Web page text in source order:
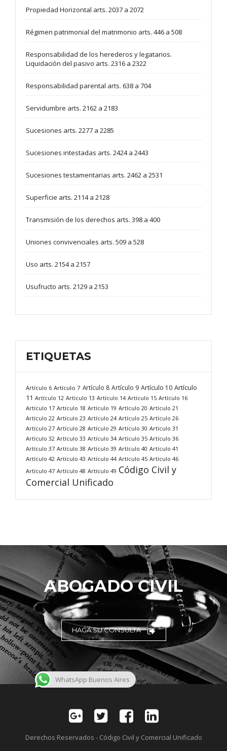
Propiedad Horizontal arts. 2037 a 2072
Régimen patrimonial del matrimonio arts. 446 a 508
Responsabilidad de los herederos y legatarios.
Liquidación del pasivo arts. 2316 a 2322
Responsabilidad parental arts. 638 a 704
Servidumbre arts. 2162 a 2183
Sucesiones arts. 2277 a 2285
Sucesiones intestadas arts. 2424 a 2443
Sucesiones testamentarias arts. 2462 a 2531
Superficie arts. 2114 a 2128
Transmisión de los derechos arts. 398 a 400
Uniones convivenciales arts. 509 a 528
Uso arts. 2154 a 2157
Usufructo arts. 2129 a 2153
ETIQUETAS
Artículo 6 Artículo 7 Artículo 8 Artículo 9 Artículo 10 Artículo
11 Artículo 12 Artículo 13 Artículo 14 Artículo 15 Artículo 16
Artículo 17 Artículo 18 Artículo 19 Artículo 20 Artículo 21
Artículo 22 Artículo 23 Artículo 24 Artículo 25 Artículo 26
Artículo 27 Artículo 28 Artículo 29 Artículo 30 Artículo 31
Artículo 32 Artículo 33 Artículo 34 Artículo 35 Artículo 36
Artículo 37 Artículo 38 Artículo 39 Artículo 40 Artículo 41
Artículo 42 Artículo 43 Artículo 44 Artículo 45 Artículo 46
Artículo 47 Artículo 48 Artículo 49 Código Civil y
Comercial Unificado
ABOGADO CIVIL
HAGA SU CONSULTA
Derechos Reservados - Código Civil y Comercial Unificado
WhatsApp Buenos Aires